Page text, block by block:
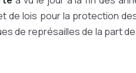
de lois pour la protection
de représailles de la part